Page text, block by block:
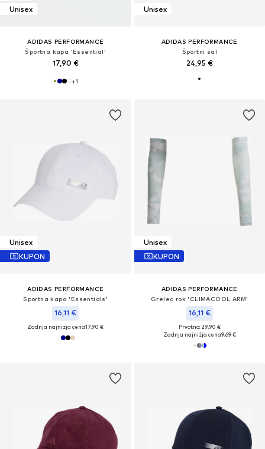
Unisex
ADIDAS PERFORMANCE
Športna kapa 'Essential'
17,90 €
+1
Unisex
ADIDAS PERFORMANCE
Športni šal
24,95 €
Unisex
KUPON
ADIDAS PERFORMANCE
Športna kapa 'Essentials'
16,11 €
Zadnja najnižja cena17,90 €
Unisex
KUPON
ADIDAS PERFORMANCE
Grelec rok 'CLIMACOOL ARM'
16,11 €
Prvotno: 29,90 €
Zadnja najnižja cena9,69 €